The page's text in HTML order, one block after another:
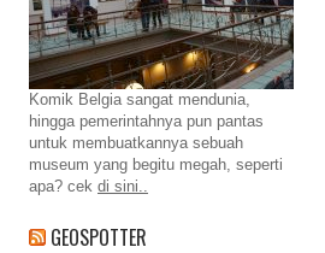
Komik Belgia sangat mendunia,
hingga pemerintahnya pun pantas
untuk membuatkannya sebuah
museum yang begitu megah, seperti
apa? cek di sini..
GEOSPOTTER